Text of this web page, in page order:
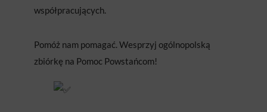
współpracujących.
Pomóż nam pomagać. Wesprzyj ogólnopolską
zbiórkę na Pomoc Powstańcom!